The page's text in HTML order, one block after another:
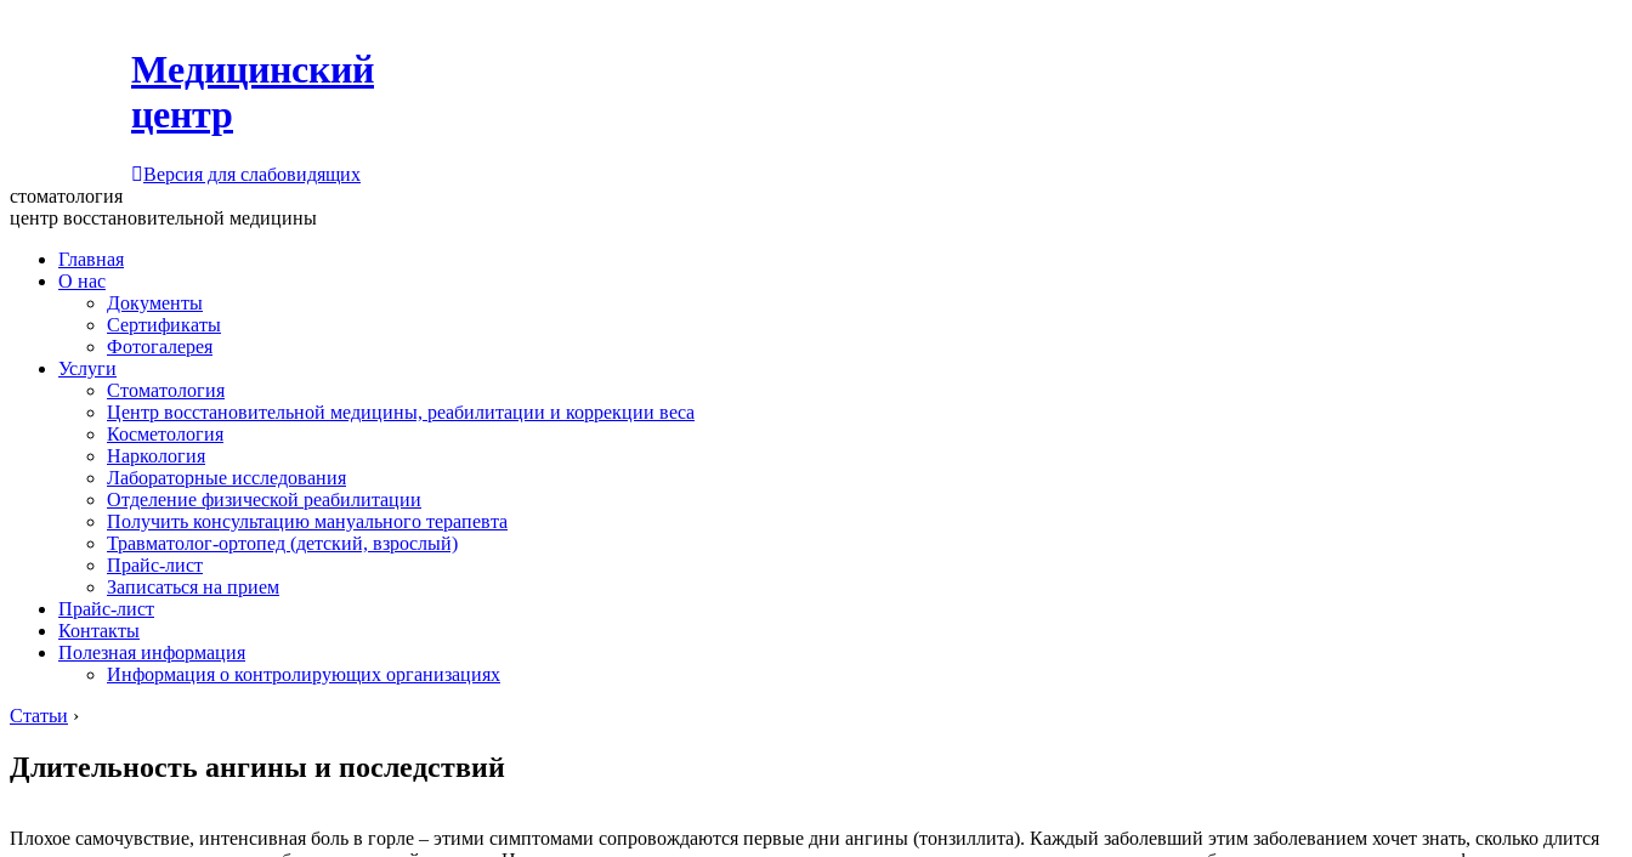
Медицинский
центр
Версия для слабовидящих
стоматология
центр восстановительной медицины
Главная
О нас
Документы
Сертификаты
Фотогалерея
Услуги
Стоматология
Центр восстановительной медицины, реабилитации и коррекции веса
Косметология
Наркология
Лабораторные исследования
Отделение физической реабилитации
Получить консультацию мануального терапевта
Травматолог-ортопед (детский, взрослый)
Прайс-лист
Записаться на прием
Прайс-лист
Контакты
Полезная информация
Информация о контролирующих организациях
Статьи ›
Длительность ангины и последствий
Плохое самочувствие, интенсивная боль в горле – этими симптомами сопровождаются первые дни ангины (тонзиллита). Каждый заболевший этим заболеванием хочет знать, сколько длится